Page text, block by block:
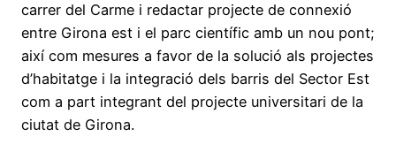
carrer del Carme i redactar projecte de connexió
entre Girona est i el parc científic amb un nou pont;
així com mesures a favor de la solució als projectes
d’habitatge i la integració dels barris del Sector Est
com a part integrant del projecte universitari de la
ciutat de Girona.